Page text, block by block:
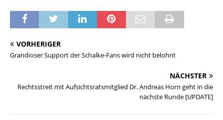
VORHERIGER
Grandioser Support der Schalke-Fans wird nicht belohnt
NÄCHSTER
Rechtsstreit mit Aufsichtsratsmitglied Dr. Andreas Horn geht in die
nächste Runde [UPDATE]